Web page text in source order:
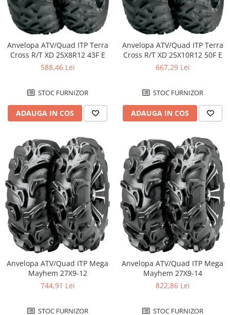
Anvelopa ATV/Quad ITP Terra
Cross R/T XD 25X8R12 43F E
588,46 Lei
STOC FURNIZOR
ADAUGA IN COS
Anvelopa ATV/Quad ITP Terra
Cross R/T XD 25X10R12 50F E
667,29 Lei
STOC FURNIZOR
ADAUGA IN COS
Anvelopa ATV/Quad ITP Mega
Mayhem 27X9-12
744,91 Lei
STOC FURNIZOR
Anvelopa ATV/Quad ITP Mega
Mayhem 27X9-14
822,86 Lei
STOC FURNIZOR